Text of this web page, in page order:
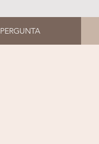
PERGUNTA